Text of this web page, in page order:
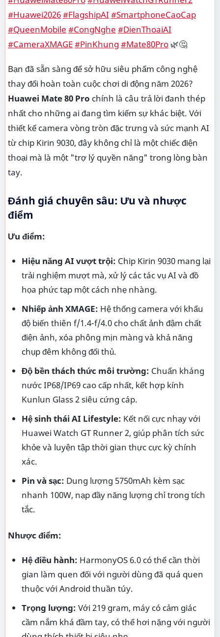
#Huawei2026#FlagshipAI #SmartphoneCaoCap
#QueenMobile #CongNghe #DienThoaiAI
#CameraXMAGE#PinKhung #Mate80Pro 🌿🤔
Bạn đã sẵn sàng để sở hữu siêu phẩm công nghệ
thay đổi hoàn toàn cuộc chơi di động năm 2026?
Huawei Mate 80 Pro chính là câu trả lời đanh thép
nhất cho những ai đang tìm kiếm sự khác biệt. Với
thiết kế camera vòng tròn đặc trưng và sức mạnh AI
từ chip Kirin 9030, đây không chỉ là một chiếc điện
thoại mà là một "trợ lý quyền năng" trong lòng bàn
tay.
Đánh giá chuyên sâu: Ưu và nhược
điểm
Ưu điểm:
Hiệu năng AI vượt trội: Chip Kirin 9030 mang lại
trải nghiệm mượt mà, xử lý các tác vụ AI và đồ
họa phức tạp một cách nhẹ nhàng.
Nhiếp ảnh XMAGE: Hệ thống camera với khẩu
độ biến thiên f/1.4-f/4.0 cho chất ảnh đậm chất
điện ảnh, xóa phông mịn màng và khả năng
chụp đêm không đối thủ.
Độ bền thách thức môi trường: Chuẩn kháng
nước IP68/IP69 cao cấp nhất, kết hợp kính
Kunlun Glass 2 siêu cứng cáp.
Hệ sinh thái AI Lifestyle: Kết nối cực nhạy với
Huawei Watch GT Runner 2, giúp phân tích sức
khỏe và luyện tập thời gian thực cực kỳ chính
xác.
Pin và sạc: Dung lượng 5750mAh kèm sạc
nhanh 100W, nạp đầy năng lượng chỉ trong tích
tắc.
Nhược điểm:
Hệ điều hành: HarmonyOS 6.0 có thể cần thời
gian làm quen đối với người dùng đã quá quen
thuộc với Android thuần túy.
Trọng lượng: Với 219 gram, máy có cảm giác
cầm nắm khá đầm tay, có thể hơi nặng với người